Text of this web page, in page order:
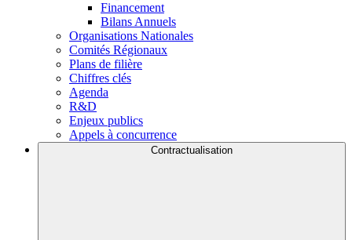
Financement
Bilans Annuels
Organisations Nationales
Comités Régionaux
Plans de filière
Chiffres clés
Agenda
R&D
Enjeux publics
Appels à concurrence
Contractualisation